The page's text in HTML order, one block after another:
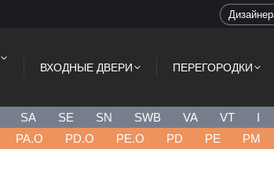
ВХОДНЫЕ ДВЕРИ ПЕРЕГОРОДКИ
SA SE SN SWB VA VT I
PA.O PD.O PE.O PD PE PM